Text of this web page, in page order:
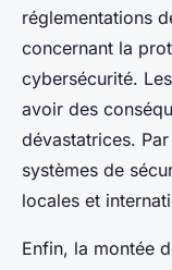
réglementations
concernant la
cybersécurité.
avoir des
dévastatrices.
systèmes de
locales et
Enfin, la montée